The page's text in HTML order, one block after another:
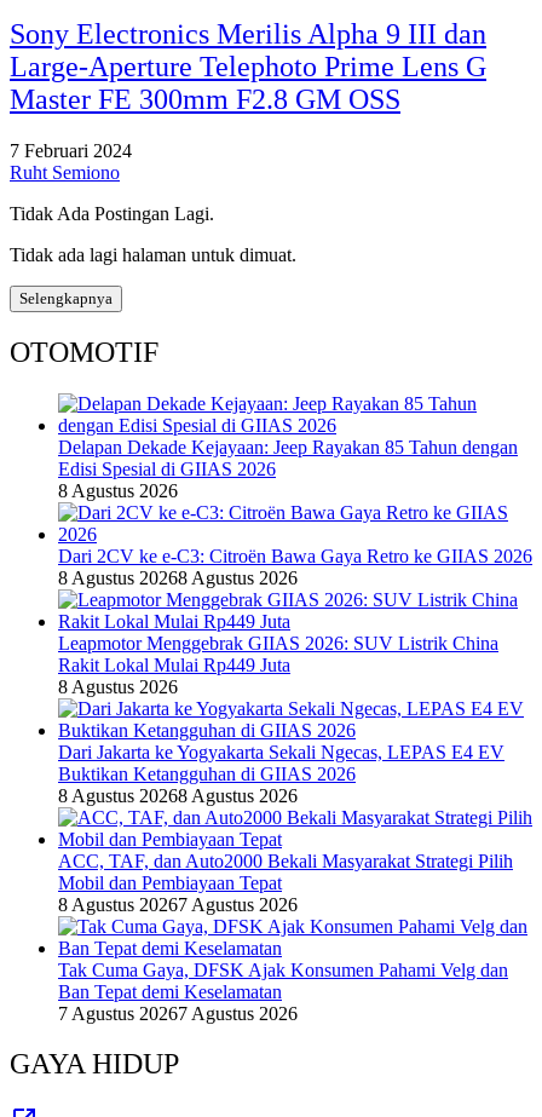
Sony Electronics Merilis Alpha 9 III dan
Large-Aperture Telephoto Prime Lens G
Master FE 300mm F2.8 GM OSS
7 Februari 2024
Ruht Semiono
Tidak Ada Postingan Lagi.
Tidak ada lagi halaman untuk dimuat.
Selengkapnya
OTOMOTIF
Delapan Dekade Kejayaan: Jeep Rayakan 85 Tahun dengan
Edisi Spesial di GIIAS 2026
8 Agustus 2026
Dari 2CV ke e-C3: Citroën Bawa Gaya Retro ke GIIAS 2026
8 Agustus 20268 Agustus 2026
Leapmotor Menggebrak GIIAS 2026: SUV Listrik China
Rakit Lokal Mulai Rp449 Juta
8 Agustus 2026
Dari Jakarta ke Yogyakarta Sekali Ngecas, LEPAS E4 EV
Buktikan Ketangguhan di GIIAS 2026
8 Agustus 20268 Agustus 2026
ACC, TAF, dan Auto2000 Bekali Masyarakat Strategi Pilih
Mobil dan Pembiayaan Tepat
8 Agustus 20267 Agustus 2026
Tak Cuma Gaya, DFSK Ajak Konsumen Pahami Velg dan
Ban Tepat demi Keselamatan
7 Agustus 20267 Agustus 2026
GAYA HIDUP